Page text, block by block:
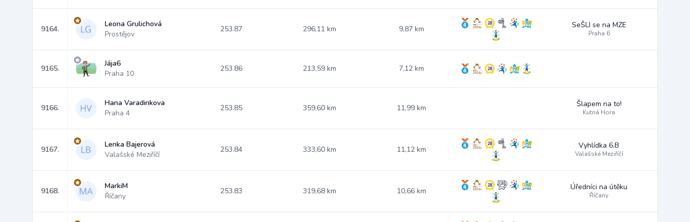
9164.
Leona Grulichová
Prostějov
253.87 296,11 km 9,87 km SeŠLI se na MZE
Praha 6
9165.
Jája6
Praha 10
253.86 213,59 km 7,12 km
9166.
Hana Varadinkova
Praha 4
253.85 359,60 km 11,99 km Šlapem na to!
Kutná Hora
9167.
Lenka Bajerová
Valašské Meziříčí
253.84 333,60 km 11,12 km Vyhlídka 6.B
Valašské Meziříčí
9168.
MarkiM
Říčany
253.83 319,68 km 10,66 km Úředníci na útěku
Říčany